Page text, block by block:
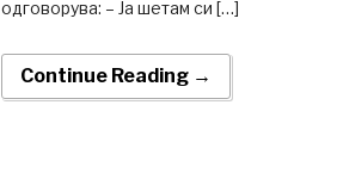
одговорува: – Ја шетам си […]
Continue Reading →